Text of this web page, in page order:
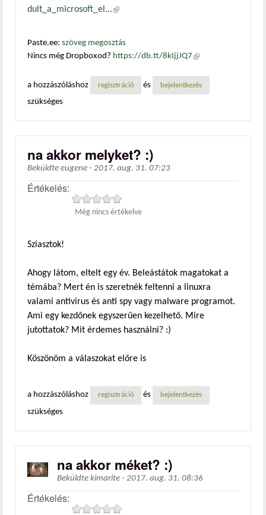
dult_a_microsoft_el...(külső hivatkozás)
Paste.ee: szöveg megosztás
Nincs még Dropboxod? https://db.tt/8kIjjJQ7 (külső
a hozzászóláshoz
regisztráció és bejelentkezés
szükséges
na akkor melyket? :)
Beküldte eugene - 2017. aug. 31. 07:23
Értékelés:
Még nincs értékelve
Sziasztok!
Ahogy látom, eltelt egy év. Beleástátok magatokat a
témába? Mert én is szeretnék feltenni a linuxra
valami antivirus és anti spy vagy malware programot.
Ami egy kezdőnek egyszerűen kezelhető. Mire
jutottatok? Mit érdemes használni? :)
Köszönöm a válaszokat előre is
a hozzászóláshoz regisztráció és bejelentkezés
szükséges
na akkor méket? :)
Beküldte kimarite - 2017. aug. 31. 08:36
Értékelés: